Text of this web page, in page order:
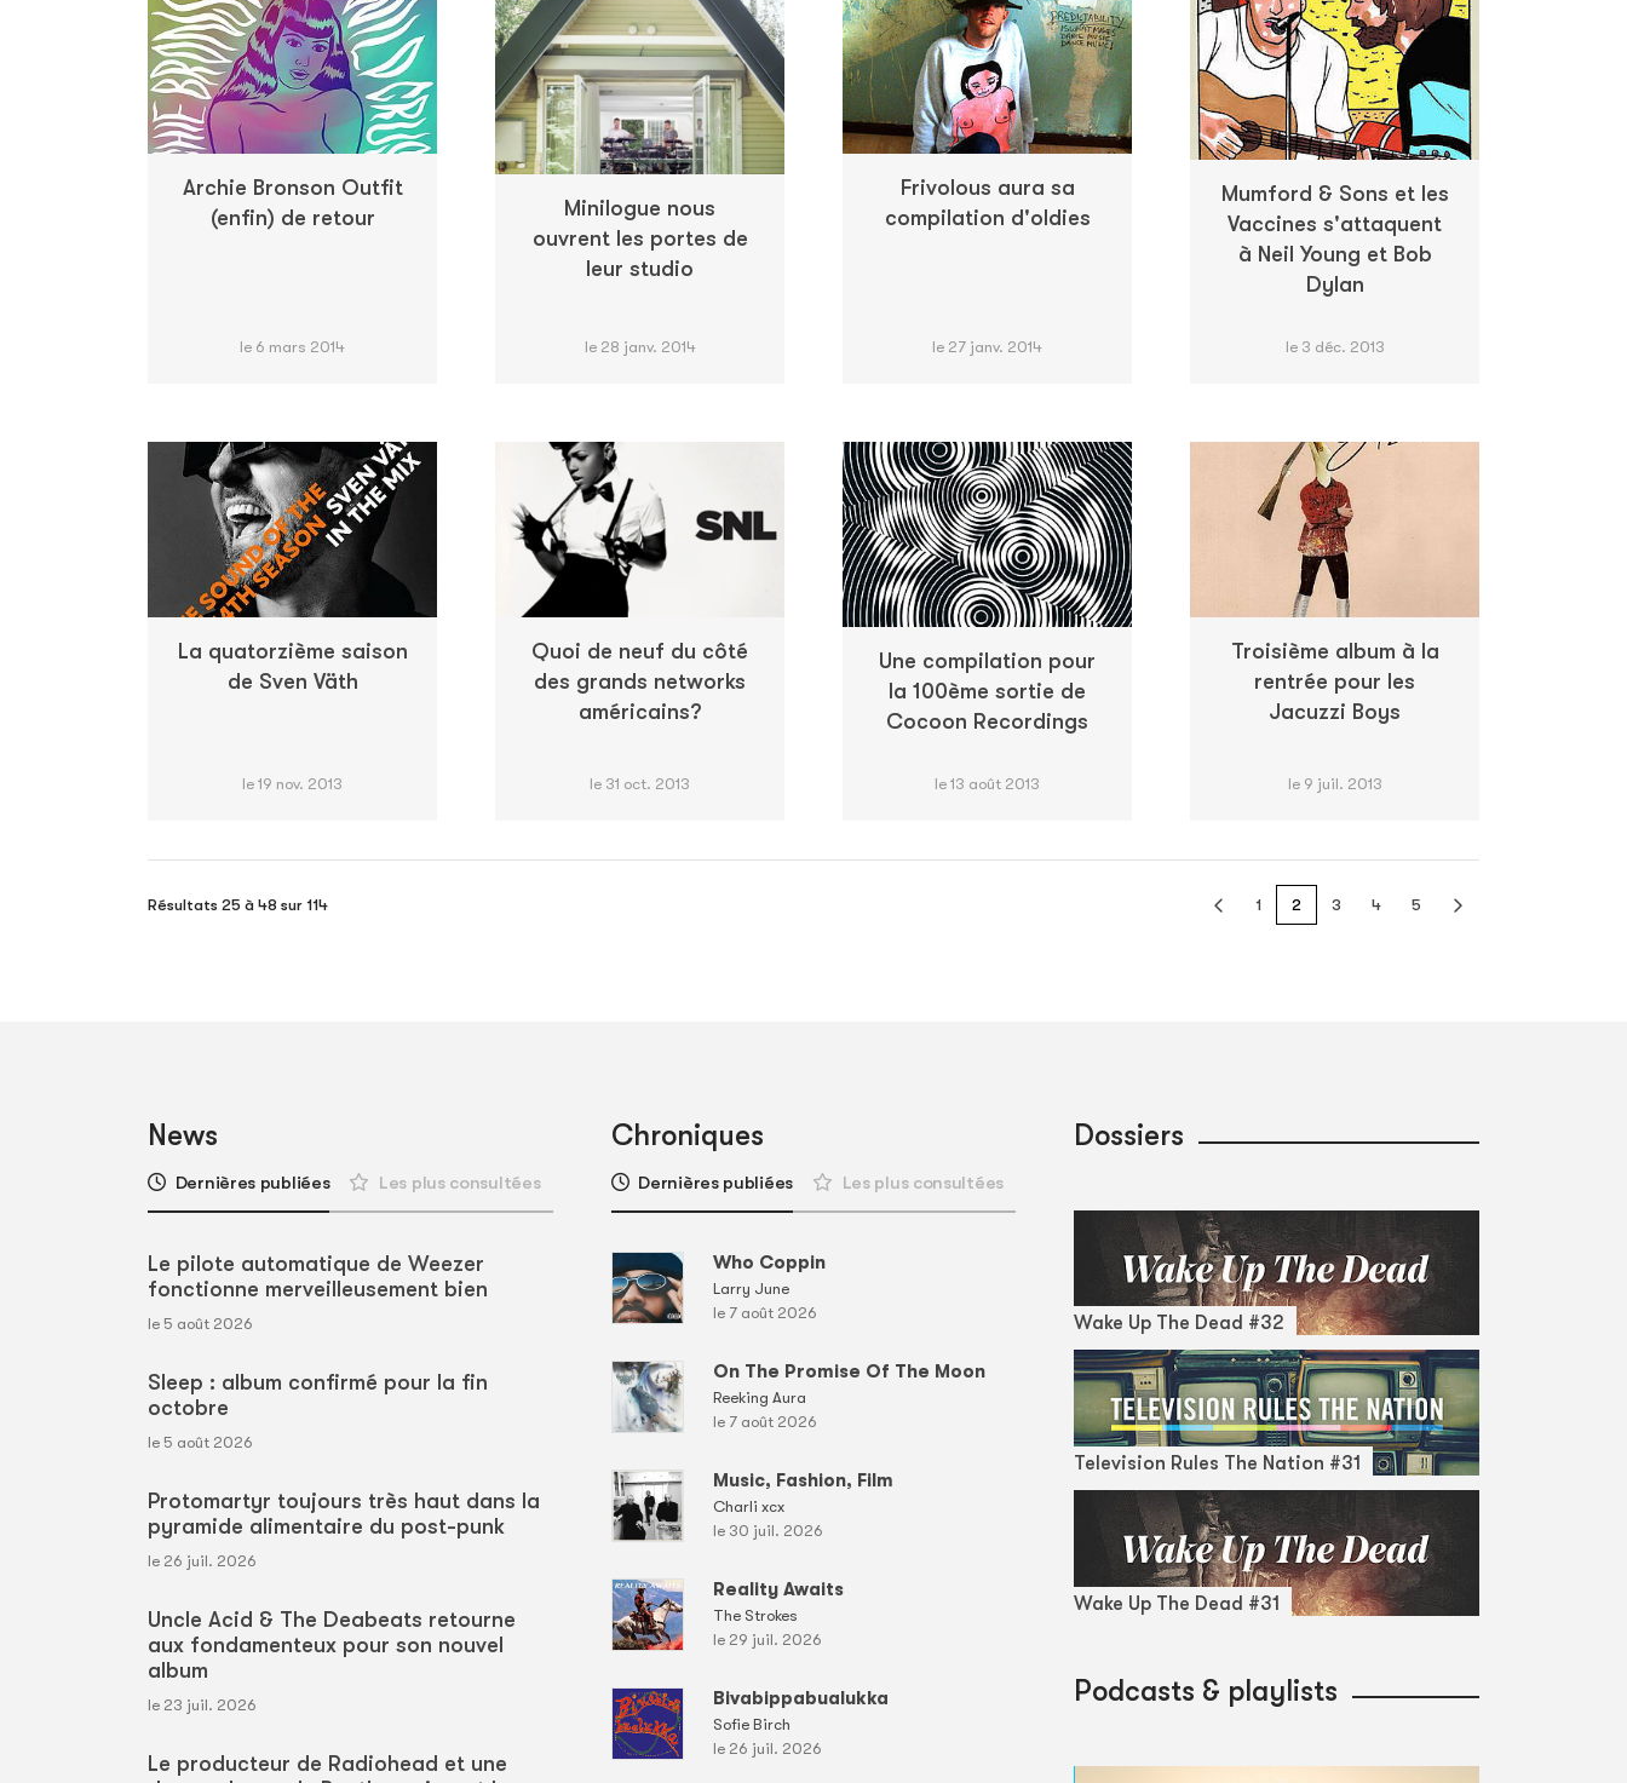
Archie Bronson Outfit
(enfin) de retour
le 6 mars 2014
Minilogue nous
ouvrent les portes de
leur studio
le 28 janv. 2014
Frivolous aura sa
compilation d'oldies
le 27 janv. 2014
Mumford & Sons et les
Vaccines s'attaquent
à Neil Young et Bob
Dylan
le 3 déc. 2013
La quatorzième saison
de Sven Väth
le 19 nov. 2013
Quoi de neuf du côté
des grands networks
américains?
le 31 oct. 2013
Une compilation pour
la 100ème sortie de
Cocoon Recordings
le 13 août 2013
Troisième album à la
rentrée pour les
Jacuzzi Boys
le 9 juil. 2013
Résultats 25 à 48 sur 114 1 2 3 4 5
News
Dernières publiées Les plus consultées
Le pilote automatique de Weezer
fonctionne merveilleusement bien
le 5 août 2026
Sleep : album confirmé pour la fin
octobre
le 5 août 2026
Protomartyr toujours très haut dans la
pyramide alimentaire du post-punk
le 26 juil. 2026
Uncle Acid & The Deabeats retourne
aux fondamenteux pour son nouvel
album
le 23 juil. 2026
Le producteur de Radiohead et une
Chroniques
Dernières publiées Les plus consultées
Who Coppin
Larry June
le 7 août 2026
On The Promise Of The Moon
Reeking Aura
le 7 août 2026
Music, Fashion, Film
Charli xcx
le 30 juil. 2026
Reality Awaits
The Strokes
le 29 juil. 2026
Bivabippabualukka
Sofie Birch
le 26 juil. 2026
Dossiers
Wake Up The Dead #32
Television Rules The Nation #31
Wake Up The Dead #31
Podcasts & playlists